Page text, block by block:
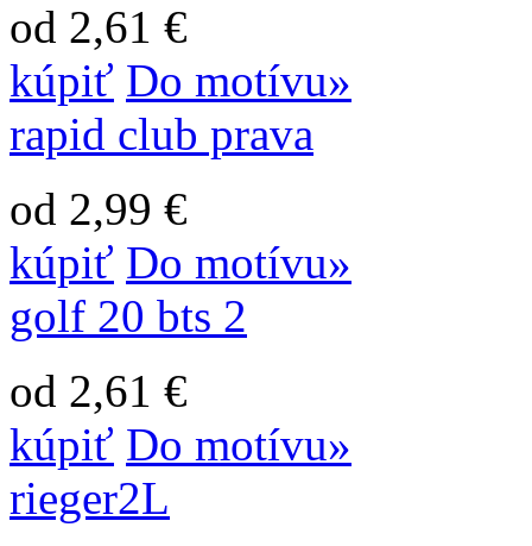
od 2,61 €
kúpiť Do motívu»
rapid club prava
od 2,99 €
kúpiť Do motívu»
golf 20 bts 2
od 2,61 €
kúpiť Do motívu»
rieger2L